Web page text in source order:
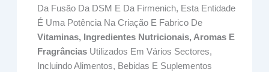
Da Fusão Da DSM E Da Firmenich, Esta Entidade
É Uma Potência Na Criação E Fabrico De
Vitaminas, Ingredientes Nutricionais, Aromas E
Fragrâncias Utilizados Em Vários Sectores,
Incluindo Alimentos, Bebidas E Suplementos